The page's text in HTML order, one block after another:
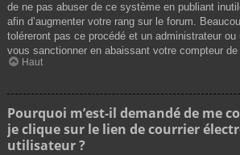
de ne pas abuser de ce système en publiant
afin d’augmenter votre rang sur le forum.
toléreront pas ce procédé et un administrateur ou
vous sanctionner en abaissant votre compteur
Haut
Pourquoi m’est-il demandé de me
je clique sur le lien de courrier
utilisateur ?